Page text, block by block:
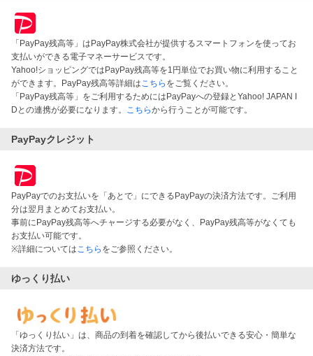
「PayPay残高等」はPayPay株式会社が提供するスマートフォンを使ってお
支払いができる電子マネーサービスです。
Yahoo!ショッピングではPayPay残高等を1円単位でお買い物に利用すること
ができます。PayPay残高等詳細はこちら をご覧ください。
「PayPay残高等」をご利用するためにはPayPayへの登録とYahoo! JAPAN I
Dとの連携が必要になります。 こちらから行うことが可能です。
PayPayクレジット
PayPayでのお支払いを「あとで」にできるPayPayの決済方法です。ご利用
分は翌月まとめてお支払い。
事前にPayPay残高等へチャージする必要がなく、PayPay残高等がなくても
お支払い可能です。
※詳細についてはこちら をご参照ください。
ゆっくり払い
「ゆっくり払い」は、商品の到着を確認してから後払いできる安心・簡単な
決済方法です。